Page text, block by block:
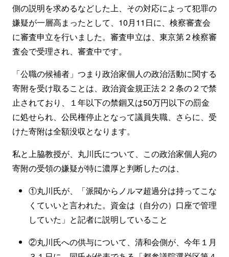
側の説明を求めるなどした上、その対応によって犯罪の
嫌疑が一層高まったとして、10月11日に、検察審査会
に審査申立を行いました。審査申立は、東京第２検察審
査会で受理され、審査中です。
「公職の候補者」つまり政治家個人の政治活動に関する
寄附を受け取ることは、政治資金規正法２２条の２で禁
止されており、１年以下の禁錮又は50万円以下の罰金
に処せられ、公民権停止となって議員失職、さらに、受
けた寄附は全額没収となります。
私と上脇教授が、丸川氏について、この政治家個人宛の
寄附の受領の嫌疑が特に濃厚と判断したのは、
①丸川氏が、「派閥からノルマ超過分は持ってこな
くていいと言われた。資金は（自分の）口座で管理
していた」と記者に説明していること
②丸川氏への供与について、清和会側が、今年１月